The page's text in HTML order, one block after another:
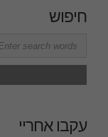
חיפוש
Search
עקבו אחריי